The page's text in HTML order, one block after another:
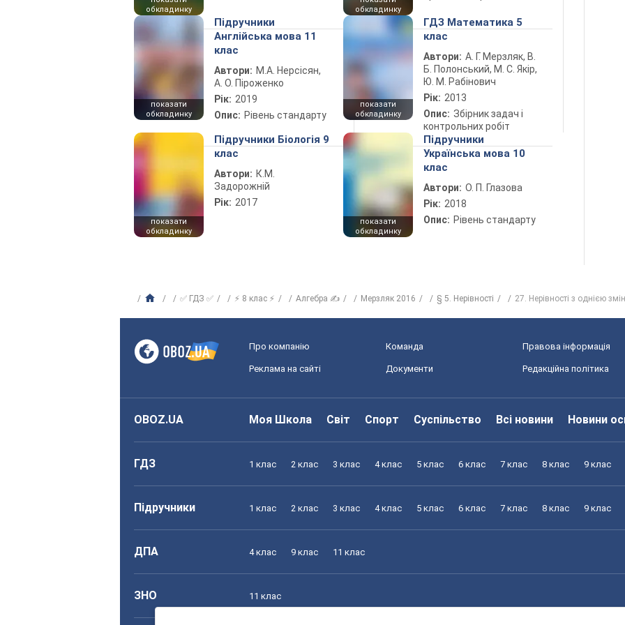
обкладинку
обкладинку
показати
обкладинку
Підручники
Англійська мова 11
клас
Автори: М.А. Нерсісян,
А. О. Піроженко
Рік: 2019
Опис: Рівень стандарту
показати
обкладинку
ГДЗ Математика 5
клас
Автори: А. Г. Мерзляк, В.
Б. Полонський, М. С. Якір,
Ю. М. Рабінович
Рік: 2013
Опис: Збірник задач і
контрольних робіт
показати
обкладинку
Підручники Біологія 9
клас
Автори: К.М.
Задорожній
Рік: 2017
показати
обкладинку
Підручники
Українська мова 10
клас
Автори: О. П. Глазова
Рік: 2018
Опис: Рівень стандарту
✅ ГДЗ ✅ ⚡ 8 клас ⚡ Алгебра ✍ Мерзляк 2016 § 5. Нерівності 27. Нерівності з однією
Про компанію Команда Правова інформація
Реклама на сайті Документи Редакційна політика
OBOZ.UA Моя Школа Світ Спорт Суспільство Всі новини Новини
ГДЗ 1 клас 2 клас 3 клас 4 клас 5 клас 6 клас 7 клас 8 клас 9 клас
Підручники 1 клас 2 клас 3 клас 4 клас 5 клас 6 клас 7 клас 8 клас 9 клас
ДПА 4 клас 9 клас 11 клас
ЗНО 11 клас